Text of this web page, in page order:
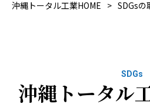
沖縄トータル工業HOME SDGsの
SDGs
沖縄トータル